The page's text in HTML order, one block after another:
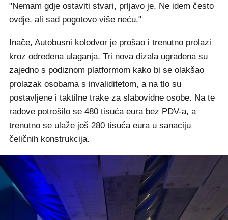
"Nemam gdje ostaviti stvari, prljavo je. Ne idem često
ovdje, ali sad pogotovo više neću."
Inače, Autobusni kolodvor je prošao i trenutno prolazi
kroz određena ulaganja. Tri nova dizala ugrađena su
zajedno s podiznom platformom kako bi se olakšao
prolazak osobama s invaliditetom, a na tlo su
postavljene i taktilne trake za slabovidne osobe. Na te
radove potrošilo se 480 tisuća eura bez PDV-a, a
trenutno se ulaže još 280 tisuća eura u sanaciju
čeličnih konstrukcija.